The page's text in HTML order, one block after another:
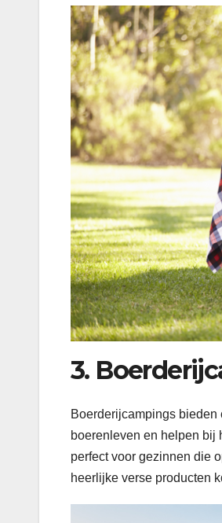
3.
Boerderijcampings
boerenleven en helpen bij
perfect voor gezinnen die
heerlijke verse producten